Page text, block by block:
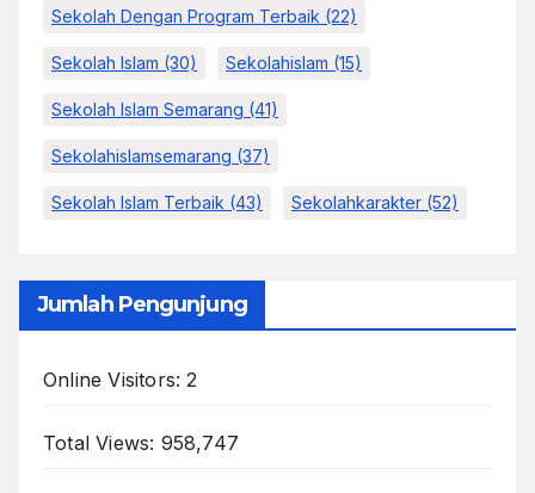
Sekolah Dengan Program Terbaik (22)
Sekolah Islam (30) Sekolahislam (15)
Sekolah Islam Semarang (41)
Sekolahislamsemarang (37)
Sekolah Islam Terbaik (43) Sekolahkarakter (52)
Jumlah Pengunjung
Online Visitors:2
Total Views: 958,747